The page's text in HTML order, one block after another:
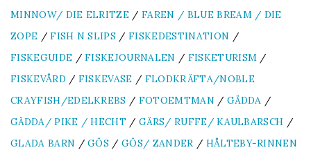
MINNOW/ DIE ELRITZE /FAREN / BLUE BREAM / DIE
ZOPE /FISH N SLIPS /FISKEDESTINATION /
FISKEGUIDE /FISKEJOURNALEN / FISKETURISM /
FISKEVÅRD / FISKEVASE / FLODKRÄFTA/NOBLE
CRAYFISH/EDELKREBS / FOTOEMTMAN / GÄDDA /
GÄDDA/ PIKE / HECHT /GÄRS/ RUFFE/ KAULBARSCH /
GLADA BARN /GÖS /GÖS/ ZANDER / HÅLTEBY-RINNEN